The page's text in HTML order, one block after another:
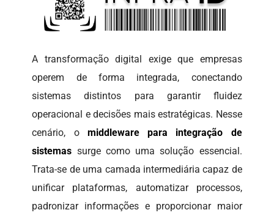
A transformação digital exige que empresas
operem de forma integrada, conectando
sistemas distintos para garantir fluidez
operacional e decisões mais estratégicas. Nesse
cenário, o middleware para integração de
sistemas surge como uma solução essencial.
Trata-se de uma camada intermediária capaz de
unificar plataformas, automatizar processos,
padronizar informações e proporcionar maior